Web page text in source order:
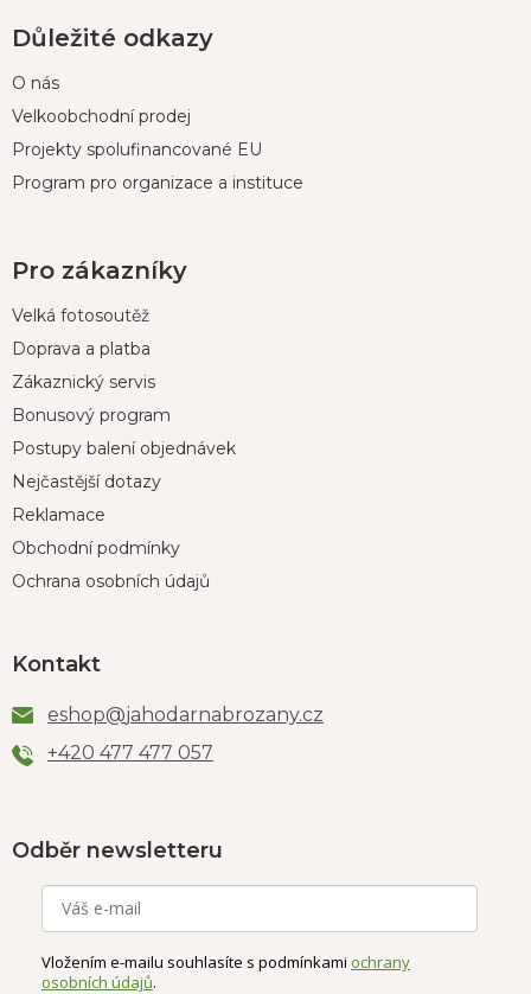
Důležité odkazy
O nás
Velkoobchodní prodej
Projekty spolufinancované EU
Program pro organizace a instituce
Pro zákazníky
Velká fotosoutěž
Doprava a platba
Zákaznický servis
Bonusový program
Postupy balení objednávek
Nejčastější dotazy
Reklamace
Obchodní podmínky
Ochrana osobních údajů
Kontakt
eshop@jahodarnabrozany.cz
+420 477 477 057
Odběr newsletteru
Vložením e-mailu souhlasíte s podmínkami ochrany
osobních údajů.